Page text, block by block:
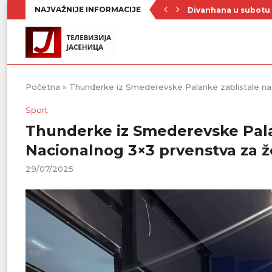
NAJVAŽNIJE INFORMACIJE Divanhana u
Početna » Thunderke iz Smederevske Palanke zablistale
Sport
Thunderke iz Smederevske
Nacionalnog 3×3 prvenstva za
29/07/2025